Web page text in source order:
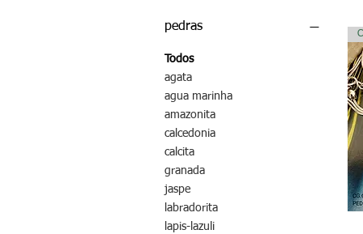
pedras
Todos
agata
agua marinha
amazonita
calcedonia
calcita
granada
jaspe
labradorita
lapis-lazuli